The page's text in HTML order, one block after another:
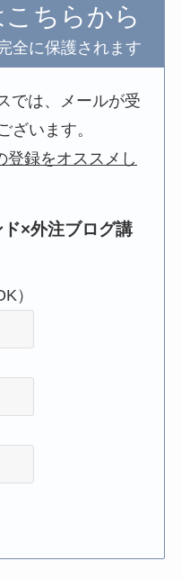
ちらから
全に保護されます
では、メールが受
ざいます。
登録をオススメし
×外注ブログ講
）